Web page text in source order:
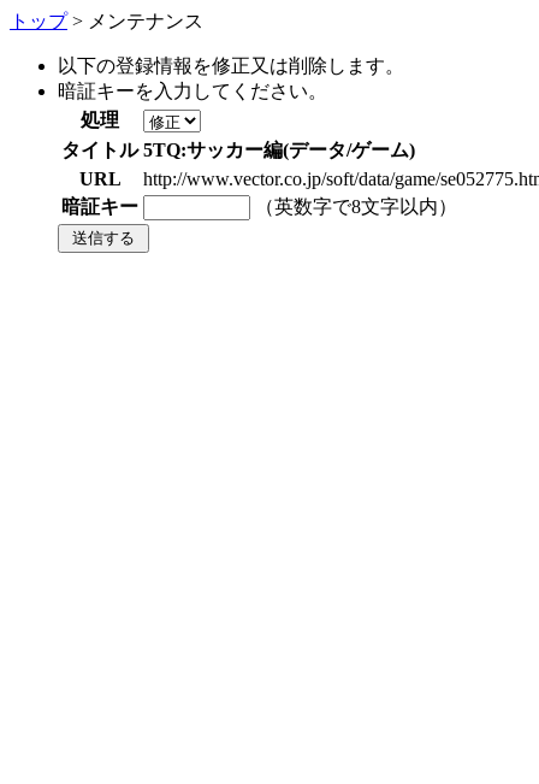
トップ> メンテナンス
以下の登録情報を修正又は削除します。
暗証キーを入力してください。
処理
タイトル 5TQ:サッカー編(データ/ゲーム)
URL
http://www.vector.co.jp/soft/data/game/
暗証キー
（英数字で8文字以内）